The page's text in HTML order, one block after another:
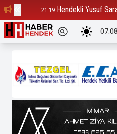
21:19 Hendekli Yusuf